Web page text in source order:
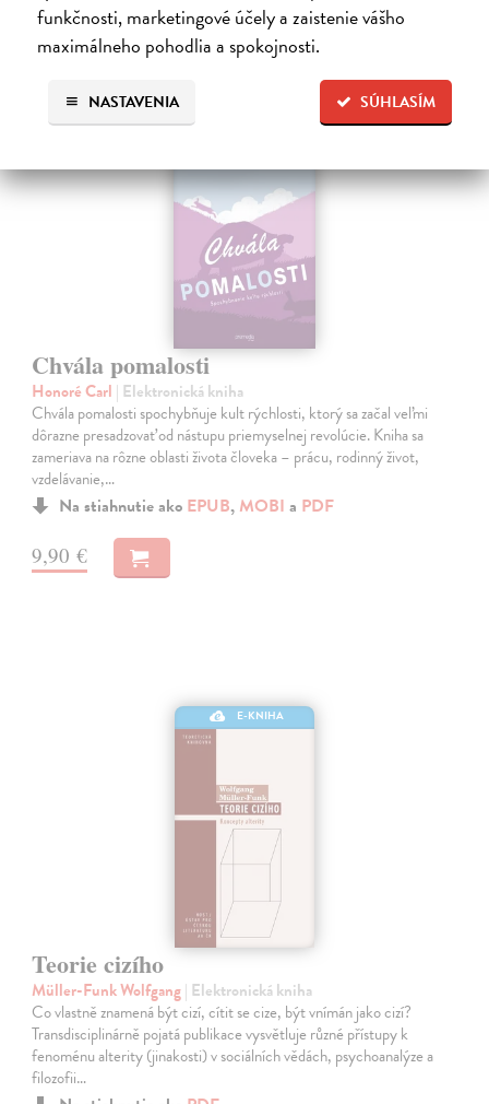
funkčnosti, marketingové účely a zaistenie vášho
maximálneho pohodlia a spokojnosti.
SÚHLASÍM
NASTAVENIA
Chvála pomalosti
Honoré Carl | Elektronická kniha
Chvála pomalosti spochybňuje kult rýchlosti, ktorý sa začal veľmi
dôrazne presadzovať od nástupu priemyselnej revolúcie. Kniha sa
zameriava na rôzne oblasti života človeka – prácu, rodinný život,
vzdelávanie,…
Na stiahnutie ako EPUB, MOBI a PDF
9,90 €
E-KNIHA
Teorie cizího
Müller-Funk Wolfgang| Elektronická kniha
Co vlastně znamená být cizí, cítit se cize, být vnímán jako cizí?
Transdisciplinárně pojatá publikace vysvětluje různé přístupy k
fenoménu alterity (jinakosti) v sociálních vědách, psychoanalýze a
filozofii…